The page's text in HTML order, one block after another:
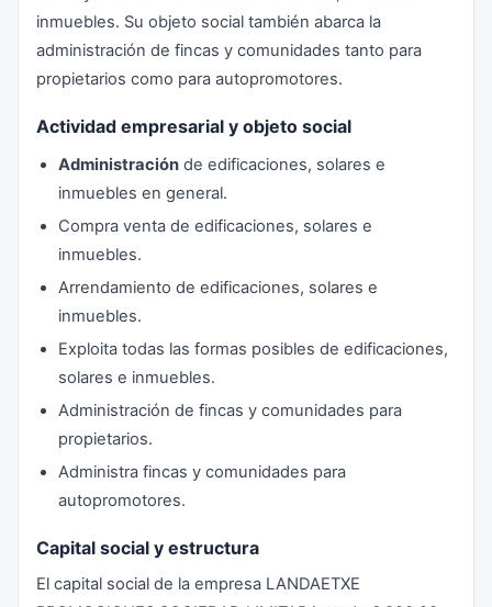
inmuebles. Su objeto social también abarca la
administración de fincas y comunidades tanto para
propietarios como para autopromotores.
Actividad empresarial y objeto social
Administración de edificaciones, solares e
inmuebles en general.
Compra venta de edificaciones, solares e
inmuebles.
Arrendamiento de edificaciones, solares e
inmuebles.
Exploita todas las formas posibles de edificaciones,
solares e inmuebles.
Administración de fincas y comunidades para
propietarios.
Administra fincas y comunidades para
autopromotores.
Capital social y estructura
El capital social de la empresa LANDAETXE